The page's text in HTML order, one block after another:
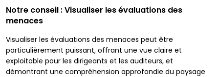
Notre conseil : Visualiser les évaluations des
menaces
Visualiser les évaluations des menaces peut être
particulièrement puissant, offrant une vue claire et
exploitable pour les dirigeants et les auditeurs, et
démontrant une compréhension approfondie du paysage